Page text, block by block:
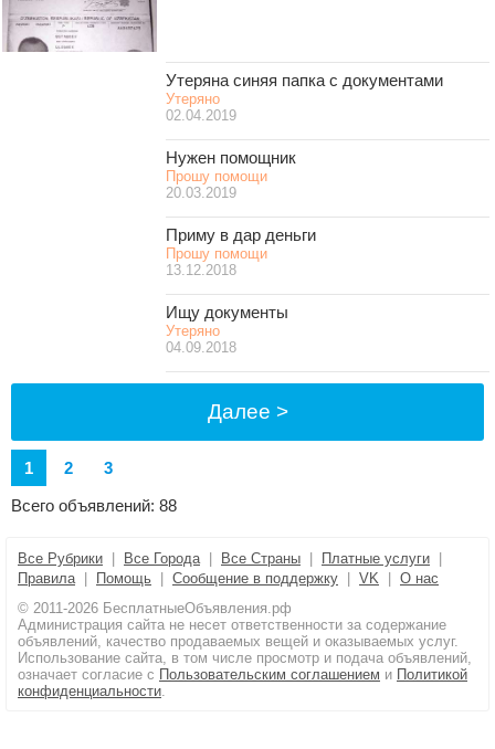
Утеряна синяя папка с документами
Утеряно
02.04.2019
Нужен помощник
Прошу помощи
20.03.2019
Приму в дар деньги
Прошу помощи
13.12.2018
Ищу документы
Утеряно
04.09.2018
Далее >
1 2
3
Всего объявлений: 88
Все Рубрики Все Города| Все Страны Платные услуги
Правила| Помощь Сообщение в поддержку VK
О нас
© 2011-2026 БесплатныеОбъявления.рф
Администрация сайта не несет ответственности за содержание
объявлений, качество продаваемых вещей и оказываемых услуг.
Использование сайта, в том числе просмотр и подача объявлений,
означает согласие с Пользовательским соглашением и Политикой
конфиденциальности.